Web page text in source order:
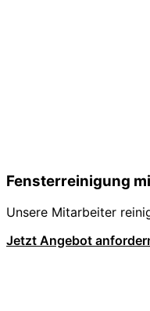
Fensterreinigung
Unsere Mitarbeiter
Jetzt Angebot